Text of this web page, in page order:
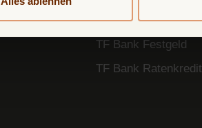
TF Bank Tagesgeld
TF Bank Festgeld
TF Bank Ratenkredit